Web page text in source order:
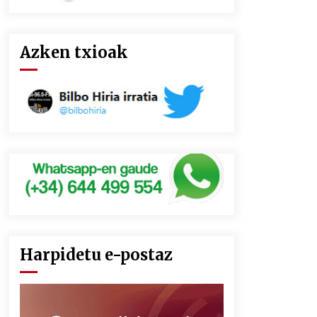
Azken txioak
Harpidetu e-postaz